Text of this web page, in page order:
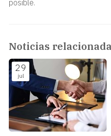
posible.
Noticias
29
jul